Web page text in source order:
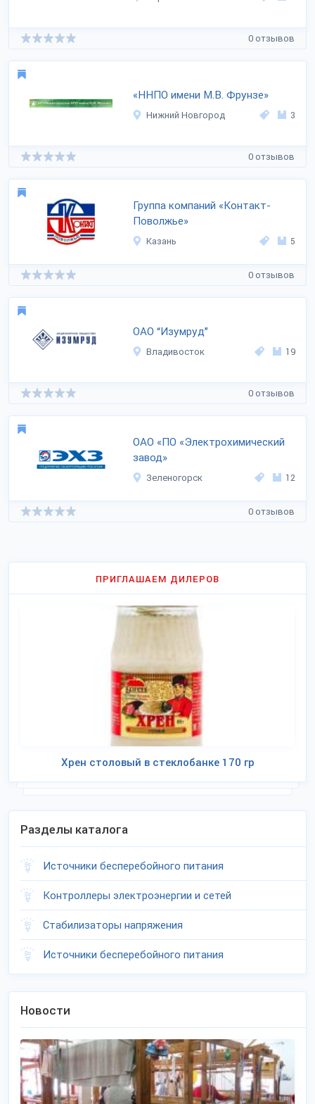
0 отзывов
«ННПО имени М.В. Фрунзе»
Нижний Новгород 3
0 отзывов
Группа компаний «Контакт-
Поволжье»
Казань 5
0 отзывов
ОАО “Изумруд”
Владивосток 19
0 отзывов
ОАО «ПО «Электрохимический
завод»
Зеленогорск 12
0 отзывов
ПРИГЛАШАЕМ ДИЛЕРОВ
Хрен столовый в стеклобанке 170 гр
Разделы каталога
Источники бесперебойного питания
Контроллеры электроэнергии и сетей
Стабилизаторы напряжения
Источники бесперебойного питания
Новости